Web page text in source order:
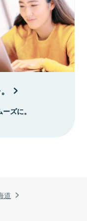
道
ズに。